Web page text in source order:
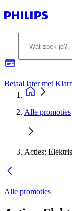
Betaal later met
Alle promoties
Acties:
Alle promoties